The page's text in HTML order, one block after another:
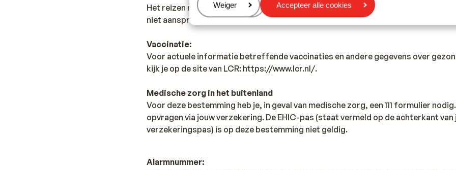
Beheren
Weiger Accepteer alle cookies
Het reizen met de juiste documenten is jouw eigen verantwoordelijkheid. Sunweb
niet aansprakelijk worden gesteld.
Vaccinatie:
Voor actuele informatie betreffende vaccinaties en andere gegevens over
kijk je op de site van LCR: https://www.lcr.nl/.
Medische zorg in het buitenland
Voor deze bestemming heb je, in geval van medische zorg, een 111 formulier
opvragen via jouw verzekering. De EHIC-pas (staat vermeld op de achterkant van
verzekeringspas) is op deze bestemming niet geldig.
Alarmnummer: